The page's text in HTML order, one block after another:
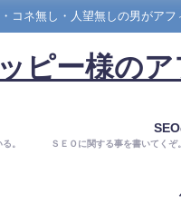
コネ無し・人望無しの男がア
ピー様の
。 ＳＥＯに関する事を書いてくぞ